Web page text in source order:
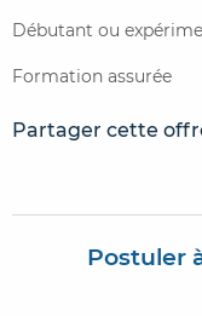
Débutant ou
Formation assurée
Partager cette
Postuler